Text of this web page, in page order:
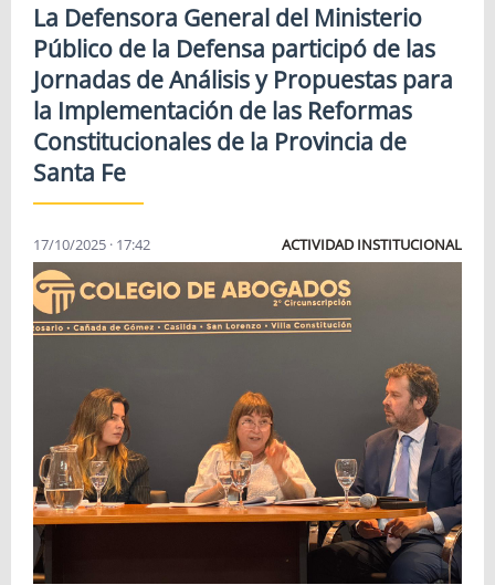
La Defensora General del Ministerio
Público de la Defensa participó de las
Jornadas de Análisis y Propuestas para
la Implementación de las Reformas
Constitucionales de la Provincia de
Santa Fe
ACTIVIDAD INSTITUCIONAL
17/10/2025 · 17:42